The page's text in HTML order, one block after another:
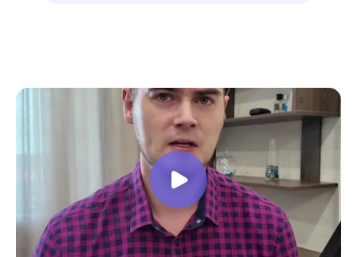
доволен, в работе всё пригодилось!